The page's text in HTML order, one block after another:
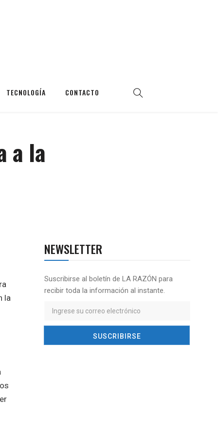
TECNOLOGÍA CONTACTO
a la
la
NEWSLETTER
Suscribirse al boletín de LA RAZÓN para
recibir toda la información al instante.